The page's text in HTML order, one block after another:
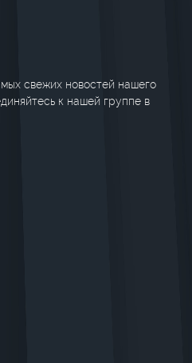
свежих новостей нашего
к нашей группе в